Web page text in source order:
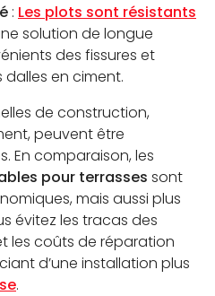
: Les plots sont résistants
solution de longue
des fissures et
en ciment.
de construction,
peuvent être
En comparaison, les
pour terrasses sont
mais aussi plus
évitez les tracas des
les coûts de réparation
d’une installation plus
.